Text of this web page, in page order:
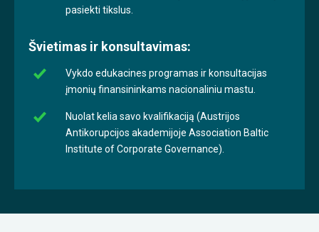
pasiekti tikslus.
Švietimas ir konsultavimas:
Vykdo edukacines programas ir konsultacijas
įmonių finansininkams nacionaliniu mastu.
Nuolat kelia savo kvalifikaciją (Austrijos
Antikorupcijos akademijoje Association Baltic
Institute of Corporate Governance).